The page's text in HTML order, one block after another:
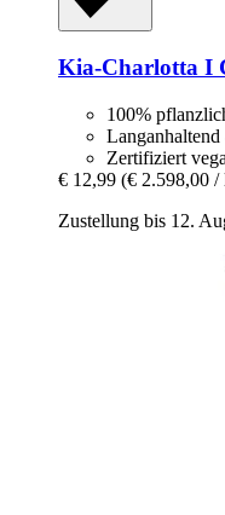
Kia-Charlotta I
100%
Zertifiziert
€ 12,99 (€ 2.598,00 /
Zustellung bis 12.